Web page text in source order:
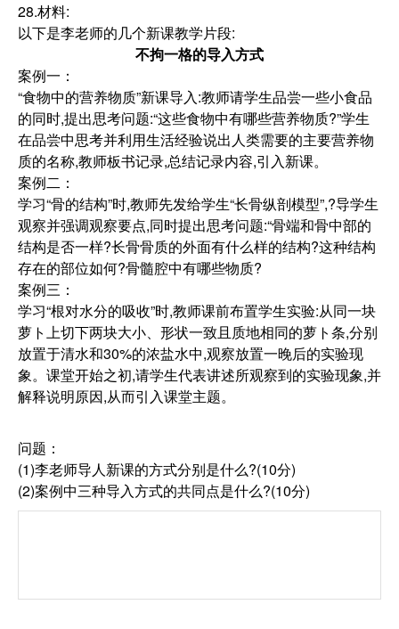
28.材料:
以下是李老师的几个新课教学片段:
不拘一格的导入方式
案例一：
“食物中的营养物质”新课导入:教师请学生品尝一些小食品
的同时,提出思考问题:“这些食物中有哪些营养物质?”学生
在品尝中思考并利用生活经验说出人类需要的主要营养物
质的名称,教师板书记录,总结记录内容,引入新课。
案例二：
学习“骨的结构”时,教师先发给学生“长骨纵剖模型”,?导学生
观察并强调观察要点,同时提出思考问题:“骨端和骨中部的
结构是否一样?长骨骨质的外面有什么样的结构?这种结构
存在的部位如何?骨髓腔中有哪些物质?
案例三：
学习“根对水分的吸收”时,教师课前布置学生实验:从同一块
萝ト上切下两块大小、形状一致且质地相同的萝ト条,分别
放置于清水和30%的浓盐水中,观察放置一晚后的实验现
象。课堂开始之初,请学生代表讲述所观察到的实验现象,并
解释说明原因,从而引入课堂主题。
问题：
(1)李老师导人新课的方式分别是什么?(10分)
(2)案例中三种导入方式的共同点是什么?(10分)